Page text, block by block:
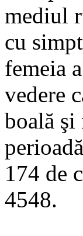
mediul
cu
femeia
vedere
boală
174 de
4548.